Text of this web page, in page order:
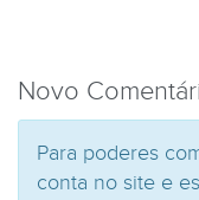
Novo
Para poderes
conta no site e